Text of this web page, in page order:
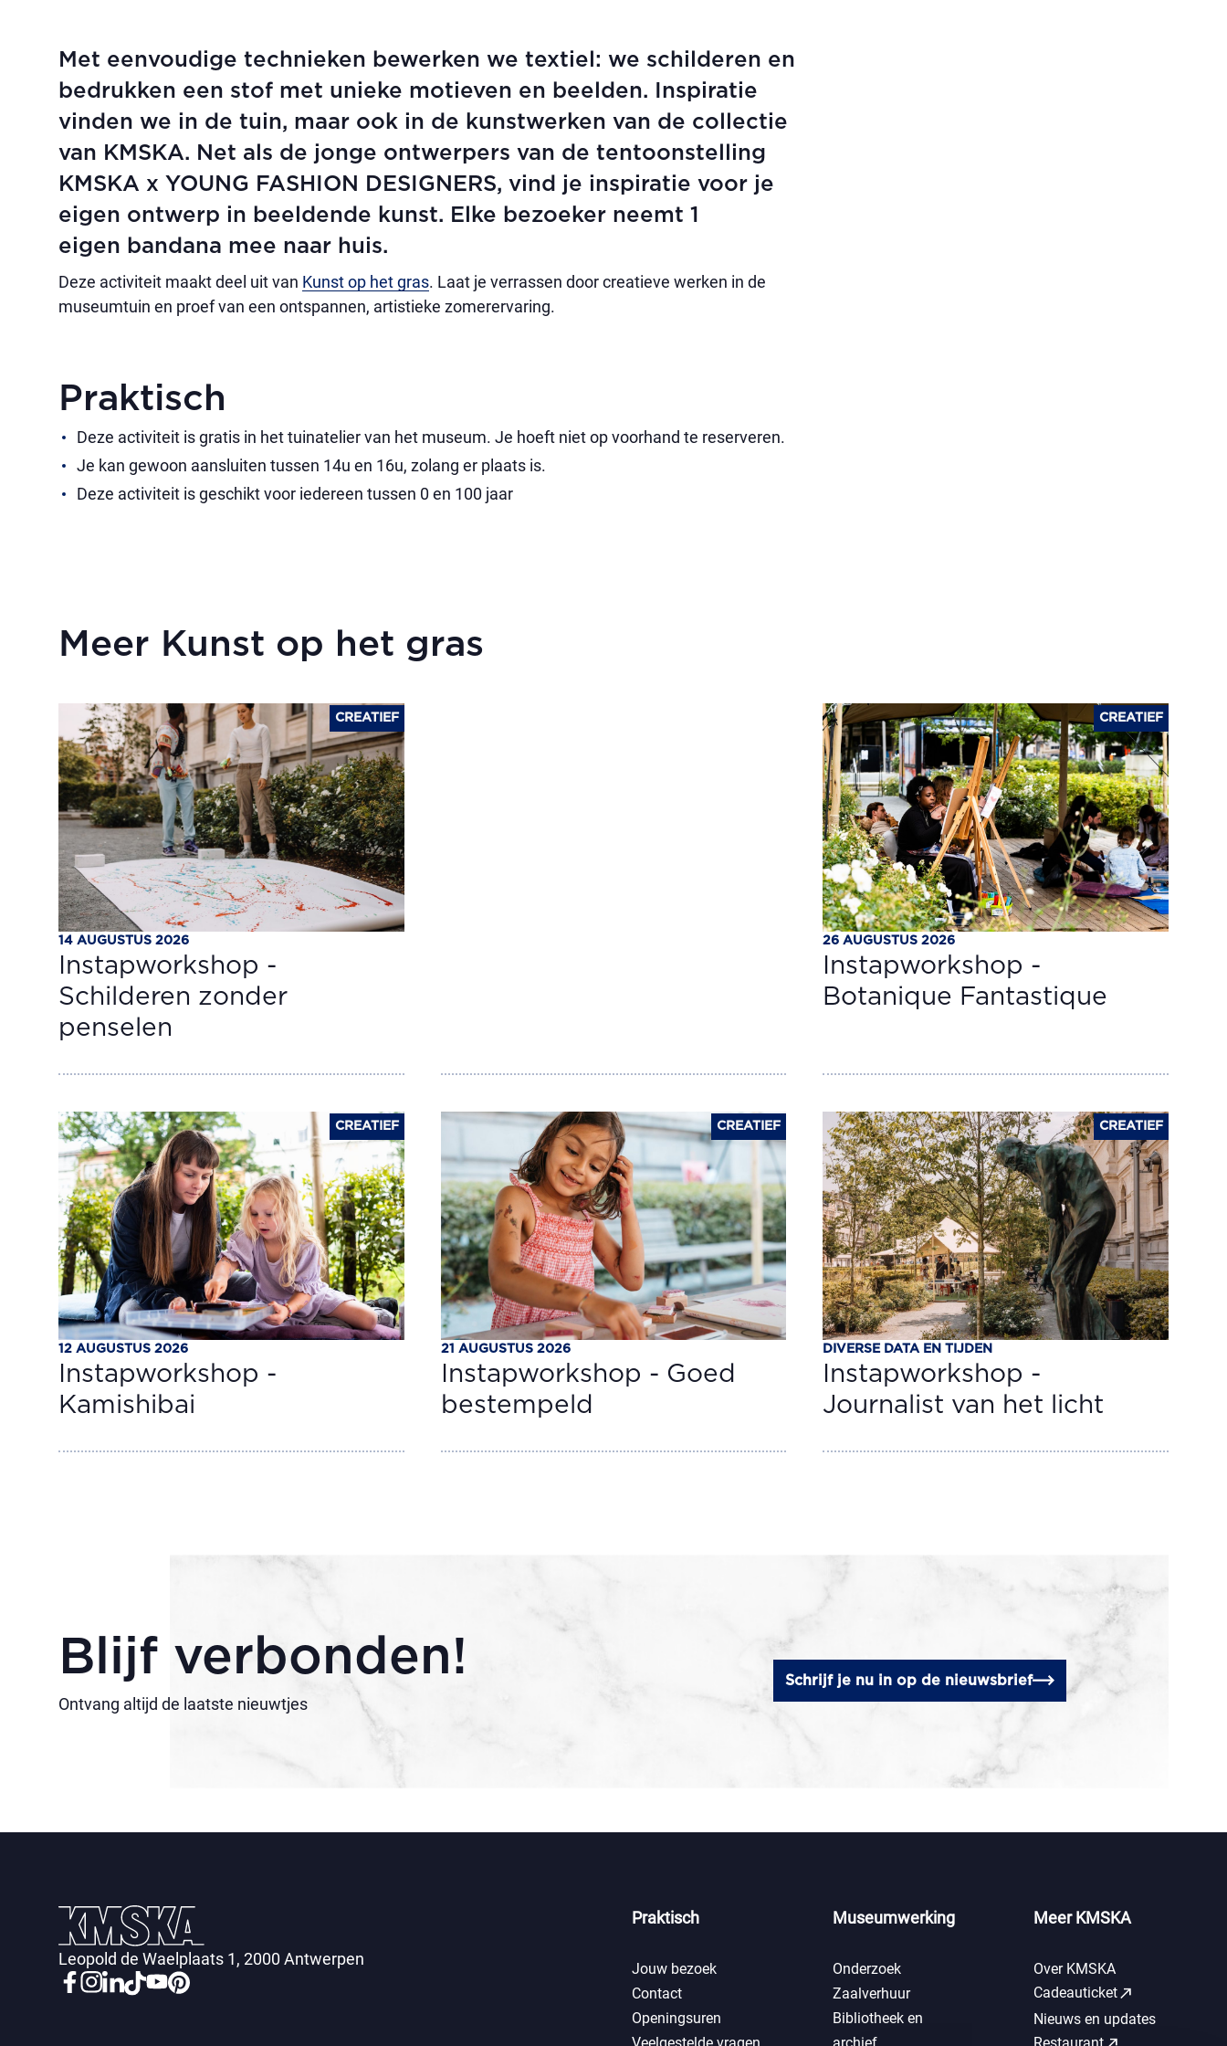
Met eenvoudige technieken bewerken we textiel: we schilderen en
bedrukken een stof met unieke motieven en beelden. Inspiratie
vinden we in de tuin, maar ook in de kunstwerken van de collectie
van KMSKA. Net als de jonge ontwerpers van de tentoonstelling
KMSKA x YOUNG FASHION DESIGNERS, vind je inspiratie voor je
eigen ontwerp in beeldende kunst. Elke bezoeker neemt 1
eigen bandana mee naar huis.
Deze activiteit maakt deel uit van Kunst op het gras. Laat je verrassen door creatieve werken in de
museumtuin en proef van een ontspannen, artistieke zomerervaring.
Praktisch
Deze activiteit is gratis in het tuinatelier van het museum. Je hoeft niet op voorhand te reserveren.
Je kan gewoon aansluiten tussen 14u en 16u, zolang er plaats is.
Deze activiteit is geschikt voor iedereen tussen 0 en 100 jaar
Meer Kunst op het gras
CREATIEF
14 AUGUSTUS 2026
Instapworkshop -
Schilderen zonder
penselen
CREATIEF
26 AUGUSTUS 2026
Instapworkshop -
Botanique Fantastique
CREATIEF
12 AUGUSTUS 2026
Instapworkshop -
Kamishibai
CREATIEF
21 AUGUSTUS 2026
Instapworkshop - Goed
bestempeld
CREATIEF
DIVERSE DATA EN TIJDEN
Instapworkshop -
Journalist van het licht
Blijf verbonden!
Ontvang altijd de laatste nieuwtjes
Schrijf je nu in op de nieuwsbrief
Leopold de Waelplaats 1, 2000 Antwerpen
Praktisch
Jouw bezoek
Contact
Openingsuren
Museumwerking
Onderzoek
Zaalverhuur
Bibliotheek en
Meer KMSKA
Over KMSKA
Cadeauticketcall_made
Nieuws en updates